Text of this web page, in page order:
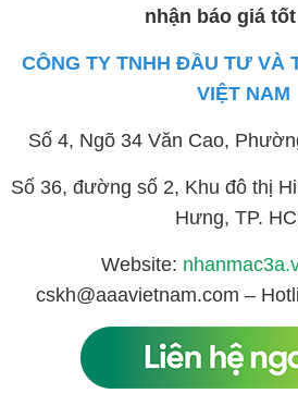
nhận báo giá
CÔNG TY TNHH ĐẦU TƯ VÀ
VIỆT NAM
Số 4, Ngõ 34 Văn Cao,
Số 36, đường số 2, Khu đô thị
Hưng, TP.
Website:
cskh@aaavietnam.com –